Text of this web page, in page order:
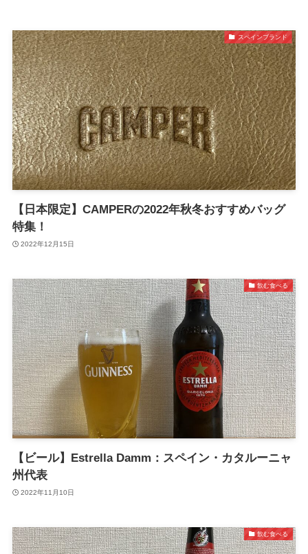
スペインブランド
【日本限定】CAMPERの2022年秋冬おすすめバッグ
特集！
2022年12月15日
飲む食べる
【ビール】Estrella Damm：スペイン・カタルーニャ
州代表
2022年11月10日
飲む食べる